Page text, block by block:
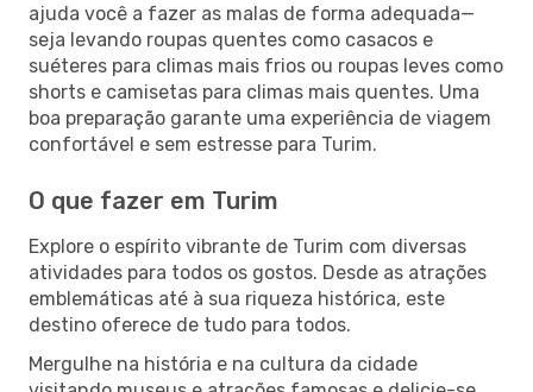
ajuda você a fazer as malas de forma adequada—
seja levando roupas quentes como casacos e
suéteres para climas mais frios ou roupas leves como
shorts e camisetas para climas mais quentes. Uma
boa preparação garante uma experiência de viagem
confortável e sem estresse para Turim.
O que fazer em Turim
Explore o espírito vibrante de Turim com diversas
atividades para todos os gostos. Desde as atrações
emblemáticas até à sua riqueza histórica, este
destino oferece de tudo para todos.
Mergulhe na história e na cultura da cidade